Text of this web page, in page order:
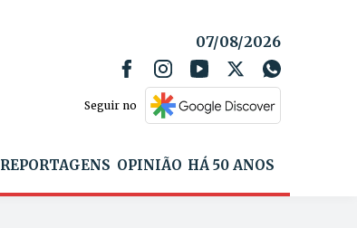
07/08/2026
Seguir no
REPORTAGENS OPINIÃO HÁ 50 ANOS